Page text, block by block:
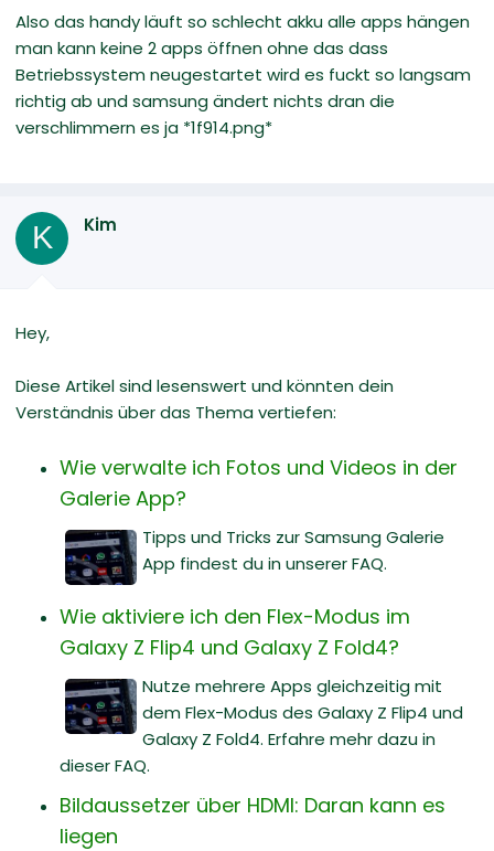
Also das handy läuft so schlecht akku alle apps hängen
man kann keine 2 apps öffnen ohne das dass
Betriebssystem neugestartet wird es fuckt so langsam
richtig ab und samsung ändert nichts dran die
verschlimmern es ja *1f914.png*
K Kim
Hey,
Diese Artikel sind lesenswert und könnten dein
Verständnis über das Thema vertiefen:
Wie verwalte ich Fotos und Videos in der
Galerie App?
Tipps und Tricks zur Samsung Galerie
App findest du in unserer FAQ.
Wie aktiviere ich den Flex-Modus im
Galaxy Z Flip4 und Galaxy Z Fold4?
Nutze mehrere Apps gleichzeitig mit
dem Flex-Modus des Galaxy Z Flip4 und
Galaxy Z Fold4. Erfahre mehr dazu in
dieser FAQ.
Bildaussetzer über HDMI: Daran kann es
liegen